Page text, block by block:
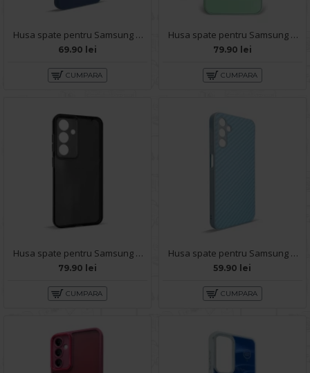
Husa spate pentru Samsung Galaxy A14 5G- Drop case Kickstand Albastru
69.90 lei
CUMPARA
Husa spate pentru Samsung Galaxy A14 5G- Lito Case Turcoaz
79.90 lei
CUMPARA
Husa spate pentru Samsung Galaxy A14 5G- Dazzle case
79.90 lei
CUMPARA
Husa spate pentru Samsung Galaxy A14 5G- Lys case Bleu
59.90 lei
CUMPARA